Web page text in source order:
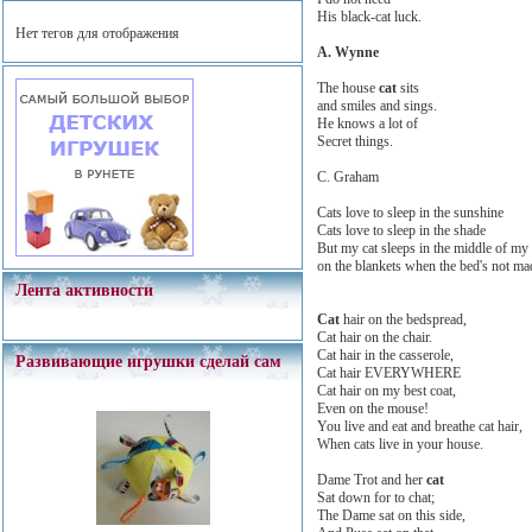
Нет тегов для отображения
Лента активности
Развивающие игрушки сделай сам
His black-cat luck.
A. Wynne
The housecat sits
and smiles and sings.
He knows a lot of
Secret things.
C. Graham
Cats love to sleep in the sunshine
Cats love to sleep in the shade
But my cat sleeps in the middle of my
on the blankets when the bed's not
Cat hair on the bedspread,
Cat hair on the chair.
Cat hair in the casserole,
Cat hair EVERYWHERE
Cat hair on my best coat,
Even on the mouse!
You live and eat and breathe cat hair,
When cats live in your house.
Dame Trot and hercat
Sat down for to chat;
The Dame sat on this side,